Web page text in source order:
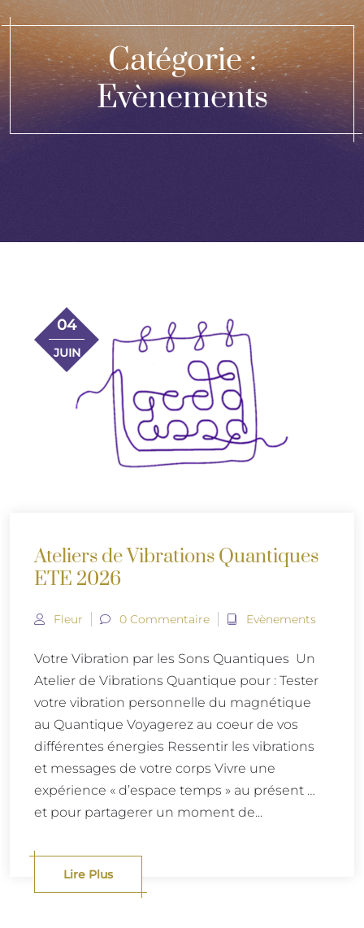
Catégorie :
Evènements
04
JUIN
Ateliers de Vibrations Quantiques
ETE 2026
Fleur 0 Commentaire Evènements
Votre Vibration par les Sons Quantiques Un
Atelier de Vibrations Quantique pour : Tester
votre vibration personnelle du magnétique
au Quantique Voyagerez au coeur de vos
différentes énergies Ressentir les vibrations
et messages de votre corps Vivre une
expérience « d’espace temps » au présent …
et pour partagerer un moment de...
Lire Plus